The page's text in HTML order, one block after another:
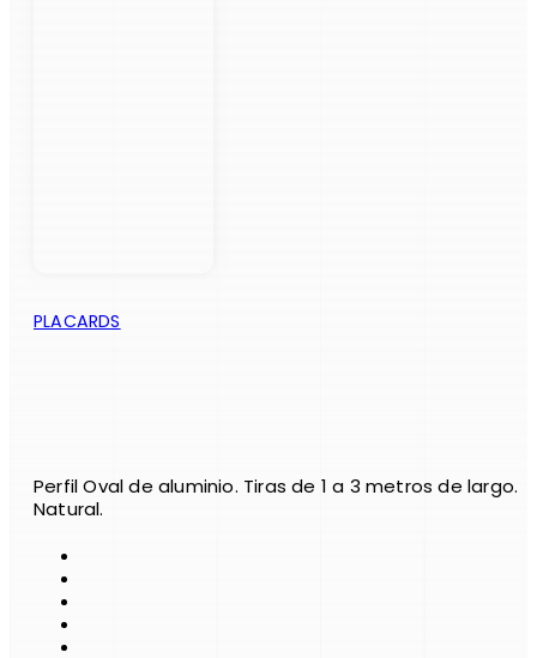
PLACARDS
Perfil Oval de aluminio. Tiras de 1 a 3 metros de largo.
Natural.